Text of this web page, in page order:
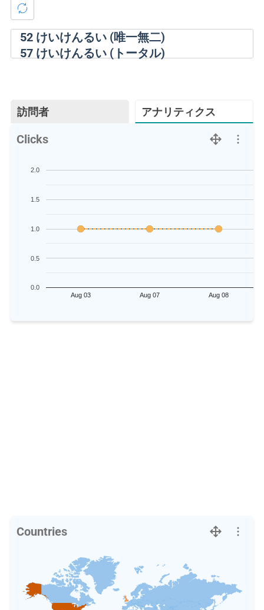
52けいけんるい (唯一無二)
57けいけんるい (トータル)
訪問者 アナリティクス
Clicks
Aug 03 Aug 07 Aug 08
0.0
0.5
1.0
1.5
2.0
Countries